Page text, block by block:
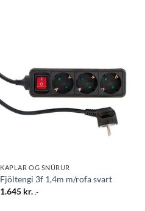
óskalista
KAPLAR OG SNÚRUR
Fjöltengi 3f 1,4m m/rofa svart
1.645 kr. .-